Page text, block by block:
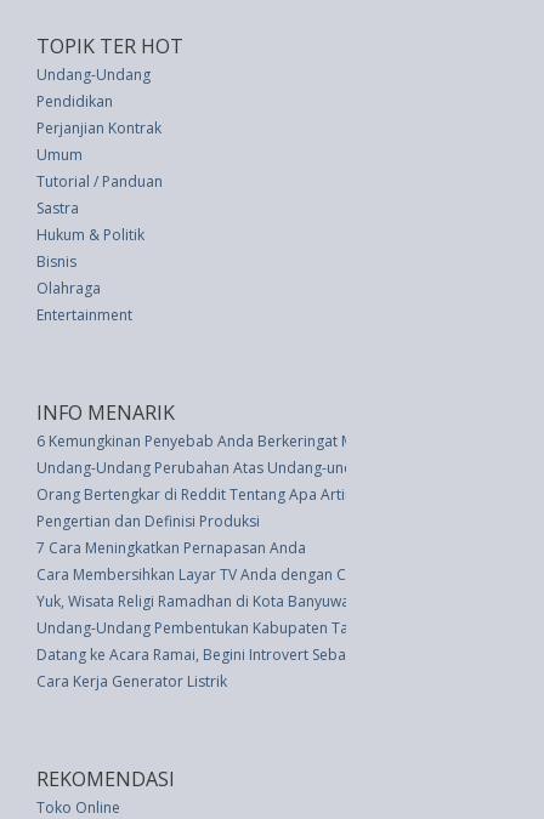
TOPIK TER HOT
Undang-Undang
Pendidikan
Perjanjian Kontrak
Umum
Tutorial / Panduan
Sastra
Hukum & Politik
Bisnis
Olahraga
Entertainment
INFO MENARIK
6 Kemungkinan Penyebab Anda Berkeringat Malam
Undang-Undang Perubahan Atas Undang-undang Nomor 16 Tahun 1969
Orang Bertengkar di Reddit Tentang Apa Artinya 'Membagi Tagihan'
Pengertian dan Definisi Produksi
7 Cara Meningkatkan Pernapasan Anda
Cara Membersihkan Layar TV Anda dengan Cara yang Benar
Yuk, Wisata Religi Ramadhan di Kota Banyuwangi
Undang-Undang Pembentukan Kabupaten Tanah Bumbu Dan
Datang ke Acara Ramai, Begini Introvert Sebaiknya Menyelamatkan Diri
Cara Kerja Generator Listrik
REKOMENDASI
Toko Online